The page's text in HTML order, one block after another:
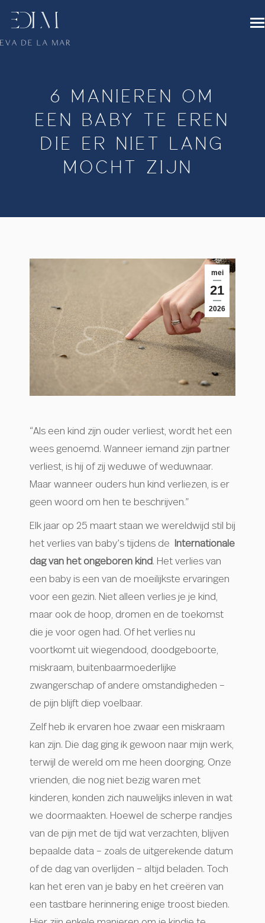
6 MANIEREN OM
EEN BABY TE EREN
DIE ER NIET LANG
MOCHT ZIJN
mei
21
2026
“Als een kind zijn ouder verliest, wordt het een
wees genoemd. Wanneer iemand zijn partner
verliest, is hij of zij weduwe of weduwnaar.
Maar wanneer ouders hun kind verliezen, is er
geen woord om hen te beschrijven.”
Elk jaar op 25 maart staan we wereldwijd stil bij
het verlies van baby’s tijdens de
Internationale
dag van het ongeboren kind. Het verlies van
een baby is een van de moeilijkste ervaringen
voor een gezin. Niet alleen verlies je je kind,
maar ook de hoop, dromen en de toekomst
die je voor ogen had. Of het verlies nu
voortkomt uit wiegendood, doodgeboorte,
miskraam, buitenbaarmoederlijke
zwangerschap of andere omstandigheden –
de pijn blijft diep voelbaar.
Zelf heb ik ervaren hoe zwaar een miskraam
kan zijn. Die dag ging ik gewoon naar mijn werk,
terwijl de wereld om me heen doorging. Onze
vrienden, die nog niet bezig waren met
kinderen, konden zich nauwelijks inleven in wat
we doormaakten. Hoewel de scherpe randjes
van de pijn met de tijd wat verzachten, blijven
bepaalde data – zoals de uitgerekende datum
of de dag van overlijden – altijd beladen. Toch
kan het eren van je baby en het creëren van
een tastbare herinnering enige troost bieden.